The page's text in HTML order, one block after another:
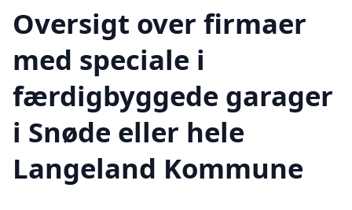
Oversigt over firmaer
med speciale i
færdigbyggede garager
i Snøde eller hele
Langeland Kommune